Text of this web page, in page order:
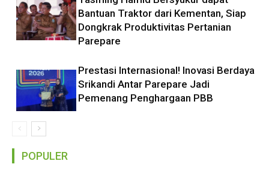
Bantuan Traktor dari Kementan, Siap
Dongkrak Produktivitas Pertanian
Parepare
Prestasi Internasional! Inovasi Berdaya
Srikandi Antar Parepare Jadi
Pemenang Penghargaan PBB
POPULER